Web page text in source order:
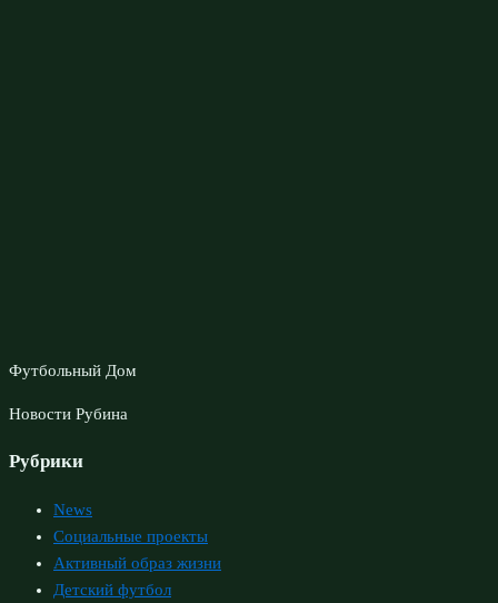
Футбольный Дом
Новости Рубина
Рубрики
News
Социальные проекты
Активный образ жизни
Детский футбол